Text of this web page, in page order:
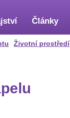
Životní prostředí
Články